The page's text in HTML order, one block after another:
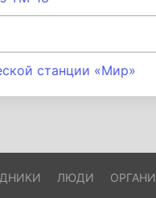
станции «Мир»
ЛЮДИ